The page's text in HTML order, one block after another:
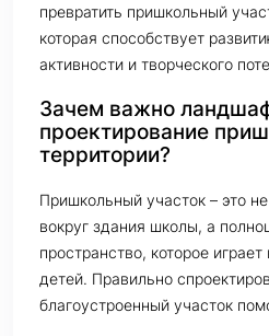
превратить пришкольный
которая способствует
активности и творческого
Зачем важно
проектирование
территории?
Пришкольный участок – это
вокруг здания школы, а
пространство, которое
детей. Правильно
благоустроенный участок